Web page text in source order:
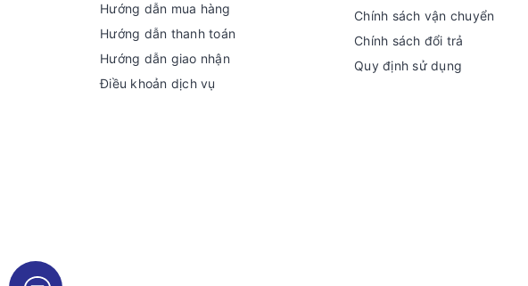
Hướng dẫn mua hàng
Hướng dẫn thanh toán
Hướng dẫn giao nhận
Điều khoản dịch vụ
Chính sách vận chuyển
Chính sách đổi trả
Quy định sử dụng